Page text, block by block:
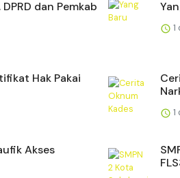
dan Pemkab
1
Hak Pakai
1
Akses